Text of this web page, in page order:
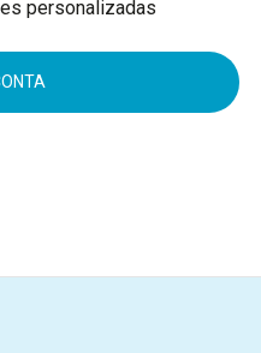
personalizadas